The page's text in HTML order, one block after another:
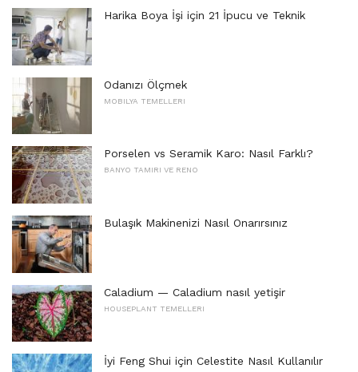
Harika Boya İşi için 21 İpucu ve Teknik
Odanızı Ölçmek
MOBILYA TEMELLERI
Porselen vs Seramik Karo: Nasıl Farklı?
BANYO TAMIRI VE RENO
Bulaşık Makinenizi Nasıl Onarırsınız
Caladium — Caladium nasıl yetişir
HOUSEPLANT TEMELLERI
İyi Feng Shui için Celestite Nasıl Kullanılır